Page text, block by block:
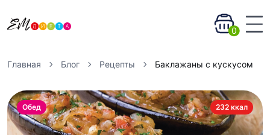
0
Главная Блог Рецепты Баклажаны с кускусом
232 ккал
Обед